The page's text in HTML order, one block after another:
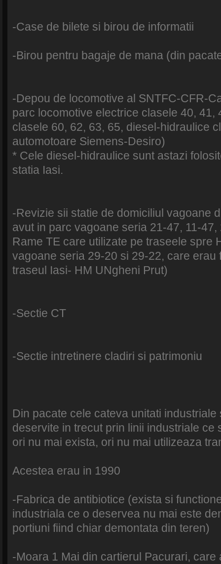
-Case de bilete si birou de informatii
-Birou pentru bagaje de mana (din
-Depou de locomotive al SNTFC-CFR-
parc locomotive electrice clasele 40, 41,
clasele 60, 62, 63, 65, diesel-hidraulice
automotoare Siemens-Desiro)
* Cele diesel-hidraulice sunt astazi
statia Iasi.
-Revizie sii statie de domiciliul vagoane
avut in parc vagoane seria 21-47, 11-
Rame TE care utilizate pe traseele spre
vagoane seria 29-20 si 29-22, care erau
traseul Iasi- HM UNgheni Prut)
-Sectie CT
-Sectie intretinere cladiri si patrimoniu
Din pacate cele cateva unitati
deservite in trecut prin linii industriale ce
ori nu mai exista, ori nu mai utilizeaza
Acestea erau in 1990
-Fabrica de antibiotice (exista si
industriala ce o deservea nu mai este
portiuni fiind chiar demontata din teren)
-Moara 1 Mai din cartierul Pacurari, care